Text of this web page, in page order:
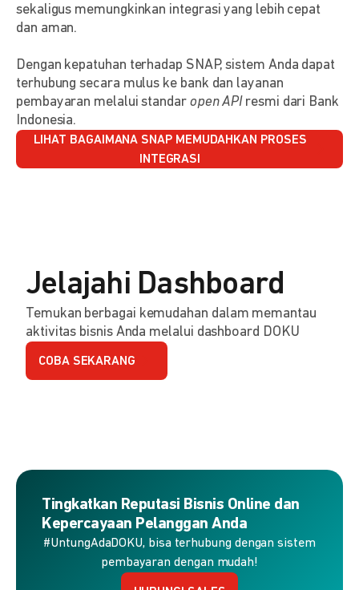
sekaligus memungkinkan integrasi yang lebih cepat
dan aman.
Dengan kepatuhan terhadap SNAP, sistem Anda dapat
terhubung secara mulus ke bank dan layanan
pembayaran melalui standar open APIresmi dari Bank
Indonesia.
LIHAT BAGAIMANA SNAP MEMUDAHKAN PROSES
INTEGRASI
Jelajahi Dashboard
Temukan berbagai kemudahan dalam memantau
aktivitas bisnis Anda melalui dashboard DOKU
COBA SEKARANG
Tingkatkan Reputasi Bisnis Online dan
Kepercayaan Pelanggan Anda
#UntungAdaDOKU, bisa terhubung dengan sistem
pembayaran dengan mudah!